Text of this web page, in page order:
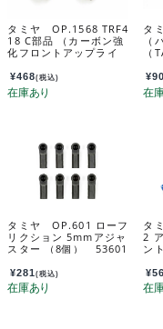
タミヤ OP.1568 TRF4
18 C部品 （カーボン強
化フロントアップライ
¥468(税込)
タ
（
（
¥
タミヤ OP.601 ローフ
リクション 5mmアジャ
スター （8個） 53601
¥281(税込)
タ
2
ン
¥